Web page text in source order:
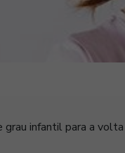
grau infantil para a